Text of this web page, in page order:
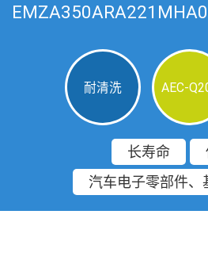
耐清洗 AEC-
长寿命
汽车电子零部件、